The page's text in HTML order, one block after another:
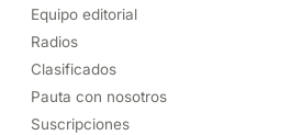
Equipo editorial
Radios
Clasificados
Pauta con nosotros
Suscripciones